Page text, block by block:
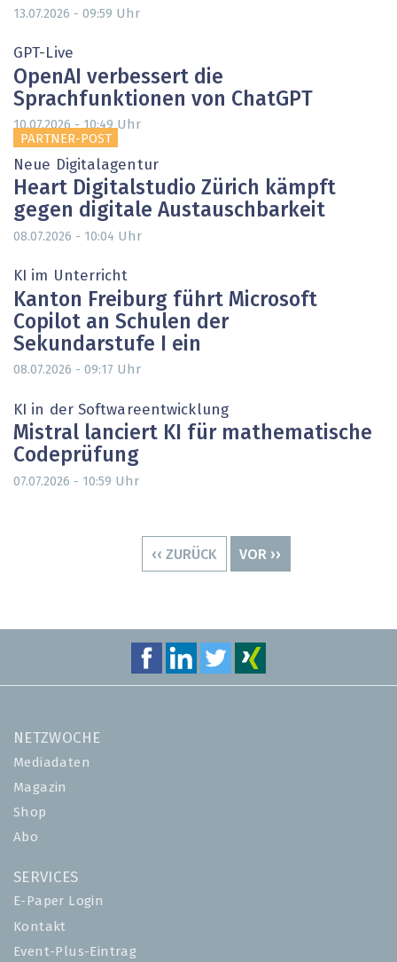
13.07.2026 - 09:59 Uhr
GPT-Live
OpenAI verbessert die
Sprachfunktionen von ChatGPT
10.07.2026 - 10:49Uhr
PARTNER-POST
Neue Digitalagentur
Heart Digitalstudio Zürich kämpft
gegen digitale Austauschbarkeit
08.07.2026 - 10:04 Uhr
KI im Unterricht
Kanton Freiburg führt Microsoft
Copilot an Schulen der
Sekundarstufe I ein
08.07.2026 - 09:17 Uhr
KI in der Softwareentwicklung
Mistral lanciert KI für mathematische
Codeprüfung
07.07.2026 - 10:59 Uhr
VORHERIGE
‹‹ ZURÜCK
NÄCHSTE
VOR ››
NETZWOCHE
Mediadaten
Magazin
Shop
Abo
SERVICES
E-Paper Login
Kontakt
Event-Plus-Eintrag